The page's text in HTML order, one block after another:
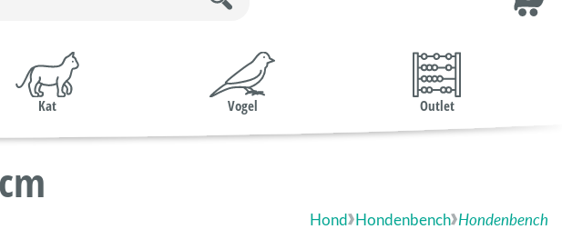
Kat Vogel Outlet
Hond Hondenbench Hondenbench